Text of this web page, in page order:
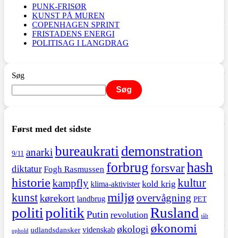
PUNK-FRISØR
KUNST PÅ MUREN
COPENHAGEN SPRINT
FRISTADENS ENERGI
POLITISAG I LANGDRAG
Søg
Søg
Først med det sidste
9/11 anarki bureaukrati demonstration
diktatur Fogh Rasmussen forbrugforsvarhash
historiekampfly klima-aktivister kold krig kultur
kunstkørekort landbrug miljø overvågning PET
politipolitik Putin revolution Rusland tålt
ophold udlandsdansker videnskab økologi økonomi